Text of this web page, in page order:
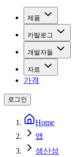
제품
카탈로그
개발자들
자료
가격
로그인
Home
앱
생산성